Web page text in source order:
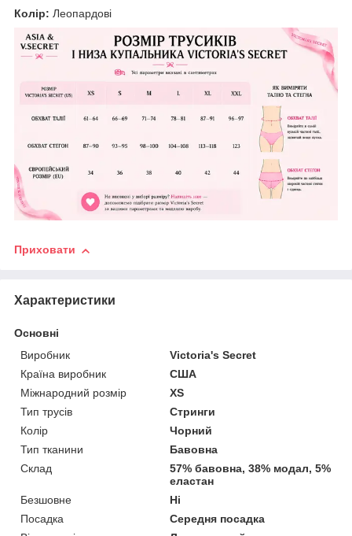
Колір: Леопардові
Приховати
Характеристики
Основні
Виробник
Victoria's Secret
Країна виробник
США
Міжнародний розмір
XS
Тип трусів
Стринги
Колір
Чорний
Тип тканини
Бавовна
Склад
57% бавовна, 38% модал, 5%
еластан
Безшовне
Ні
Посадка
Середня посадка